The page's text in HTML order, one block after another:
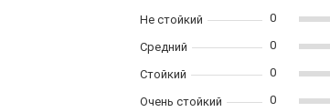
Не стойкий
Средний
Стойкий
Очень стойкий
0
0
0
0